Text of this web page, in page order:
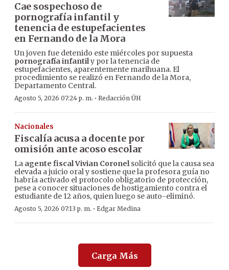
Cae sospechoso de
pornografía infantil y
tenencia de estupefacientes
en Fernando de la Mora
Un joven fue detenido este miércoles por supuesta
pornografía infantily por la tenencia de
estupefacientes, aparentemente marihuana. El
procedimiento se realizó en Fernando de la Mora,
Departamento Central.
Agosto 5, 2026 07:24 p. m. · Redacción ÚH
Nacionales
Fiscalía acusa a docente por
omisión ante acoso escolar
La agente fiscal Vivian Coronelsolicitó que la causa sea
elevada a juicio oral y sostiene que la profesora guía no
habría activado el protocolo obligatorio de protección,
pese a conocer situaciones de hostigamiento contra el
estudiante de 12 años, quien luego se auto-eliminó.
Agosto 5, 2026 07:13 p. m. · Edgar Medina
Carga Más